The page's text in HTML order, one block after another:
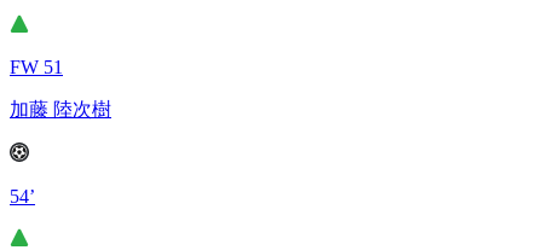
FW 51
加藤 陸次樹
54’